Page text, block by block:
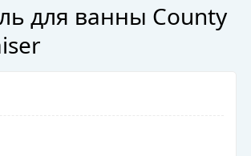
для ванны County